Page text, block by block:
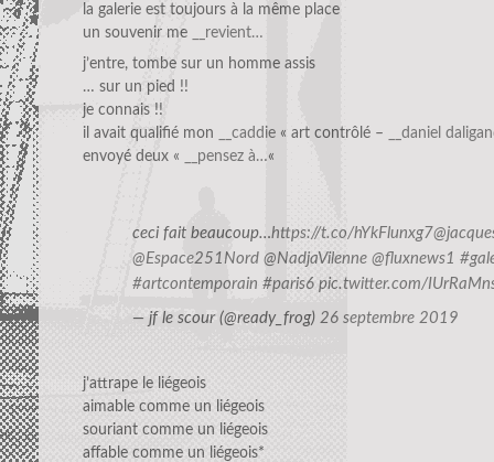
la galerie est toujours à la même place
un souvenir me
__revient…
j’entre, tombe sur un homme assis
… sur un pied !!
je connais !!
il avait qualifié mon
__caddie « art contrôlé –
__daniel
envoyé deux «
__pensez à…«
ceci fait beaucoup…https://t.co/hYkFlunxg7
@Espace251Nord @NadjaVilenne @fluxnews1
#artcontemporain #paris6 pic.twitter.com/
— jf le scour (@ready_frog) 26 septembre 2019
j’attrape le liégeois
aimable comme un liégeois
souriant comme un liégeois
affable comme un liégeois*